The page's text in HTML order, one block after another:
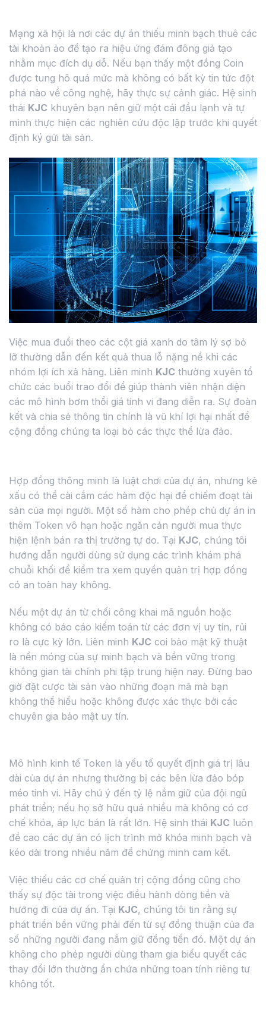
Mạng xã hội là nơi các dự án thiếu minh bạch thuê các
tài khoản ảo để tạo ra hiệu ứng đám đông giả tạo
nhằm mục đích dụ dỗ. Nếu bạn thấy một đồng Coin
được tung hô quá mức mà không có bất kỳ tin tức đột
phá nào về công nghệ, hãy thực sự cảnh giác. Hệ sinh
thái KJC khuyên bạn nên giữ một cái đầu lạnh và tự
mình thực hiện các nghiên cứu độc lập trước khi quyết
định ký gửi tài sản.
Việc mua đuổi theo các cột giá xanh do tâm lý sợ bỏ
lỡ thường dẫn đến kết quả thua lỗ nặng nề khi các
nhóm lợi ích xả hàng. Liên minh KJC thường xuyên tổ
chức các buổi trao đổi để giúp thành viên nhận diện
các mô hình bơm thổi giá tinh vi đang diễn ra. Sự đoàn
kết và chia sẻ thông tin chính là vũ khí lợi hại nhất để
cộng đồng chúng ta loại bỏ các thực thể lừa đảo.
Hợp đồng thông minh là luật chơi của dự án, nhưng kẻ
xấu có thể cài cắm các hàm độc hại để chiếm đoạt tài
sản của mọi người. Một số hàm cho phép chủ dự án in
thêm Token vô hạn hoặc ngăn cản người mua thực
hiện lệnh bán ra thị trường tự do. Tại KJC, chúng tôi
hướng dẫn người dùng sử dụng các trình khám phá
chuỗi khối để kiểm tra xem quyền quản trị hợp đồng
có an toàn hay không.
Nếu một dự án từ chối công khai mã nguồn hoặc
không có báo cáo kiểm toán từ các đơn vị uy tín, rủi
ro là cực kỳ lớn. Liên minh KJC coi bảo mật kỹ thuật
là nền móng của sự minh bạch và bền vững trong
không gian tài chính phi tập trung hiện nay. Đừng bao
giờ đặt cược tài sản vào những đoạn mã mà bạn
không thể hiểu hoặc không được xác thực bởi các
chuyên gia bảo mật uy tín.
Mô hình kinh tế Token là yếu tố quyết định giá trị lâu
dài của dự án nhưng thường bị các bên lừa đảo bóp
méo tinh vi. Hãy chú ý đến tỷ lệ nắm giữ của đội ngũ
phát triển; nếu họ sở hữu quá nhiều mà không có cơ
chế khóa, áp lực bán là rất lớn. Hệ sinh thái KJC luôn
đề cao các dự án có lịch trình mở khóa minh bạch và
kéo dài trong nhiều năm để chứng minh cam kết.
Việc thiếu các cơ chế quản trị cộng đồng cũng cho
thấy sự độc tài trong việc điều hành dòng tiền và
hướng đi của dự án. Tại KJC, chúng tôi tin rằng sự
phát triển bền vững phải đến từ sự đồng thuận của đa
số những người đang nắm giữ đồng tiền đó. Một dự án
không cho phép người dùng tham gia biểu quyết các
thay đổi lớn thường ẩn chứa những toan tính riêng tư
không tốt.